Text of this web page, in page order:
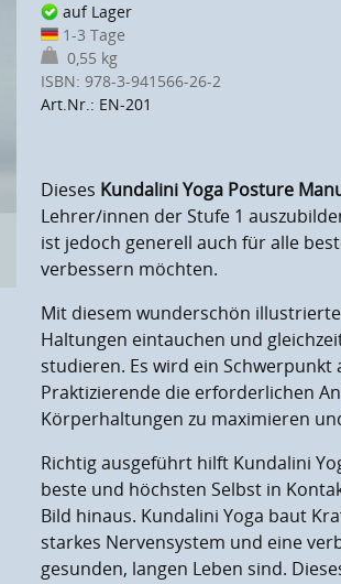
auf Lager
1-3 Tage
0,55 kg
ISBN: 978-3-941566-26-2
Art.Nr.: EN-201
Dieses Kundalini Yoga Posture
Lehrer/innen der Stufe 1
ist jedoch generell auch füralle
verbessern möchten.
Mit diesem wunderschön illustrierte
Haltungen eintauchen und
studieren. Es wird ein Schwerpunkt
Praktizierendedie erforderlichen
Körperhaltungen zu maximieren
Richtig ausgeführt hilft Kundalini
beste und höchsten Selbst in
Bild hinaus. Kundalini Yoga baut
starkes Nervensystem und eine
gesunden, langen Leben sind.